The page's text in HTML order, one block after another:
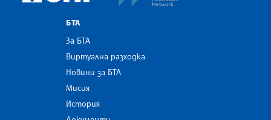
БТА
За БТА
Виртуална разходка
Новини за БТА
Мисия
История